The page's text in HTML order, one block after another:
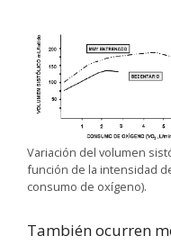
Variación del volumen
función de la intensidad
consumo de oxígeno).
También ocurren